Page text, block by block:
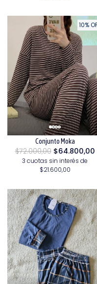
10%
Conjunto Moka
$72.000,00$64.800,00
3 cuotas sin interés de
$21.600,00